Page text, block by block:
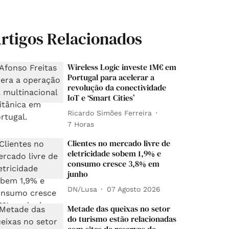
Relacionados
Wireless Logic investe 1M€ em
Portugal para acelerar a
revolução da conectividade
IoT e ‘Smart Cities’
Ricardo Simões Ferreira
7 Horas
Clientes no mercado livre de
eletricidade sobem 1,9% e
consumo cresce 3,8% em
junho
DN/Lusa 07 Agosto 2026
Metade das queixas no setor
do turismo estão relacionadas